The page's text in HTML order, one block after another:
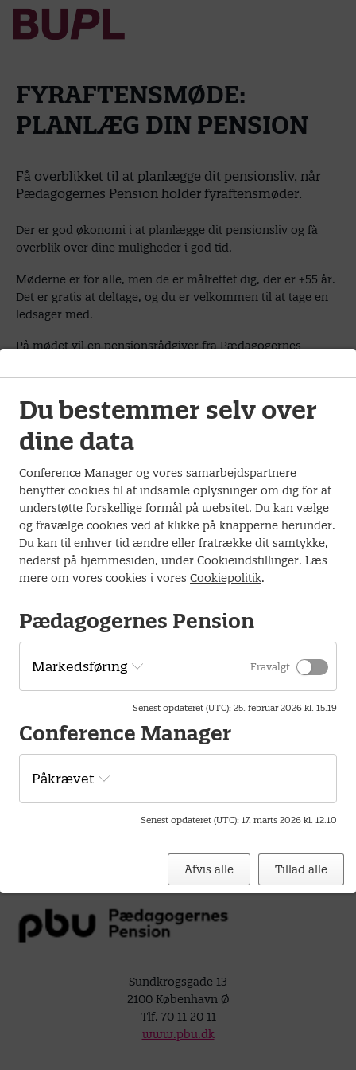
FYRAFTENSMØDE:
PLANLÆG DIN PENSION
Få overblikket til at planlægge dit pensionsliv, når
Pædagogernes Pension holder fyraftensmøder.
Der er god økonomi i at planlægge dit pensionsliv og få
overblik over dine muligheder i god tid.
Møderne er for alle, men de er målrettet dig, der er +55 år.
Det er gratis at deltage, og du er velkommen til at tage en
ledsager med.
På mødet vil en pensionsrådgiver fra Pædagogernes
pensionsordning og om folkepension. BUPL-A deltager på
møderne for at fortælle om efterløn.
Mødet starter kl. 17.00 og slutter ca. kl. 20.00.
serveres kaffe/te og kage.
TILMELD FYRAFTENSMØDE
Arrangementet afholdes
Scandic Øst
Hadsundvej 200, 9220 Aalborg
Dette kort kræver at marketing cookies er slået til.
Sundkrogsgade 13
2100 København Ø
Tlf. 70 11 20 11
www.pbu.dk
Du bestemmer selv over
dine data
Conference Manager og vores samarbejdspartnere
benytter cookies til at indsamle oplysninger om dig for at
understøtte forskellige formål på websitet. Du kan vælge
og fravælge cookies ved at klikke på knapperne herunder.
Du kan til enhver tid ændre eller fratrække dit samtykke,
nederst på hjemmesiden, under Cookieindstillinger. Læs
mere om vores cookies i vores Cookiepolitik.
Pædagogernes Pension
Markedsføring Fravalgt
Senest opdateret (UTC): 25. februar 2026 kl. 15.19
Conference Manager
Påkrævet
Senest opdateret (UTC): 17. marts 2026 kl. 12.10
Afvis alle Tillad alle